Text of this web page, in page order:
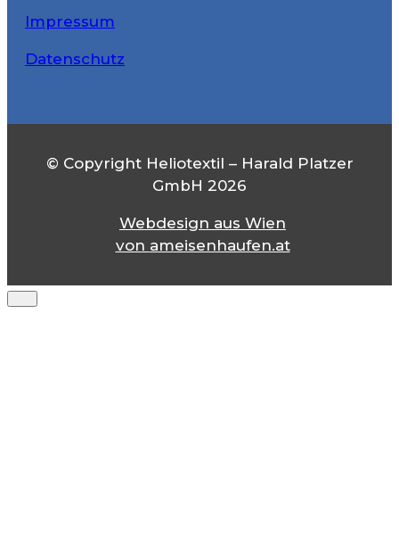
Impressum
Datenschutz
© Copyright Heliotextil – Harald Platzer
GmbH 2026
Webdesign aus Wien
von ameisenhaufen.at